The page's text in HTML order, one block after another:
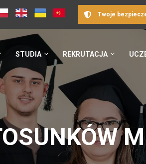
Twoje
STUDIA REKRUTACJA